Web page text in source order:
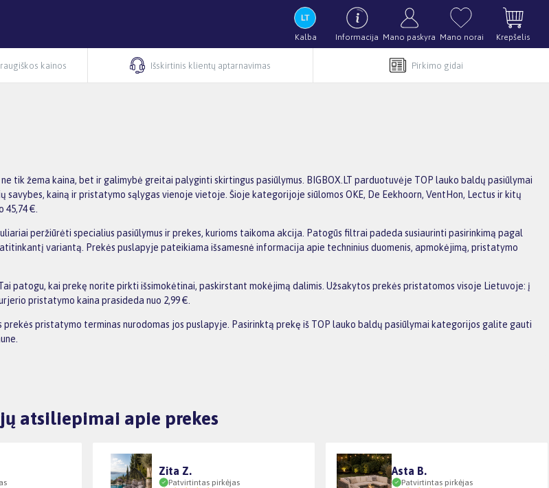
Kalba Informacija Mano paskyra Mano norai Krepšelis
kainos Išskirtinis klientų aptarnavimas Pirkimo gidai
tik žema kaina, bet ir galimybė greitai palyginti skirtingus pasiūlymus. BIGBOX.LT parduotuvėje TOP lauko baldų pasiūlymai
kainą ir pristatymo sąlygas vienoje vietoje. Šioje kategorijoje siūlomos OKE, De Eekhoorn, VentHon, Lectus ir kitų
€.
peržiūrėti specialius pasiūlymus ir prekes, kurioms taikoma akcija. Patogūs filtrai padeda susiaurinti pasirinkimą pagal
variantą. Prekės puslapyje pateikiama išsamesnė informacija apie techninius duomenis, apmokėjimą, pristatymo
patogu, kai prekę norite pirkti išsimokėtinai, paskirstant mokėjimą dalimis. Užsakytos prekės pristatomos visoje Lietuvoje: į
pristatymo kaina prasideda nuo 2,99 €.
pristatymo terminas nurodomas jos puslapyje. Pasirinktą prekę iš TOP lauko baldų pasiūlymai kategorijos galite gauti
atsiliepimai apie prekes
Zita Z.
Patvirtintas pirkėjas
Asta B.
Patvirtintas pirkėjas